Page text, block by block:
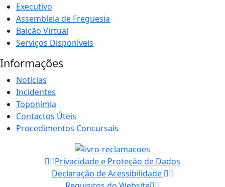
Executivo
Assembleia de Freguesia
Balcão Virtual
Serviços Disponíveis
Informações
Notícias
Incidentes
Toponímia
Contactos Úteis
Procedimentos Concursais
Privacidade e Proteção de Dados
Declaração de Acessibilidade